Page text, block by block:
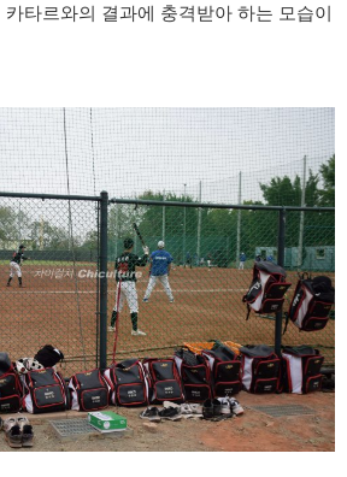
타르와의 결과에 충격받아 하는 모습이